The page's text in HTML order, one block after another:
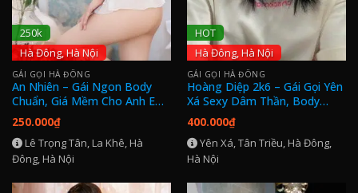
250k
Hà Đông, Hà Nội
GÁI GỌI HÀ ĐÔNG
An Nhiên – Gái Ngon Body
Chuẩn, Giá Mềm Cho Anh Em
Hà Nội
250.000₫
Lê Trọng Tân, La Khê, Hà
Đông, Hà Nội
HOT
Hà Đông, Hà Nội
GÁI GỌI HÀ ĐÔNG
Hoàng Diệp 2k6 – Gái Gọi Yên
Xá Sexy Dâm Thần, Body
Ngon
400.000₫
Yên Xá, Tân Triều, Hà Đông,
Hà Nội